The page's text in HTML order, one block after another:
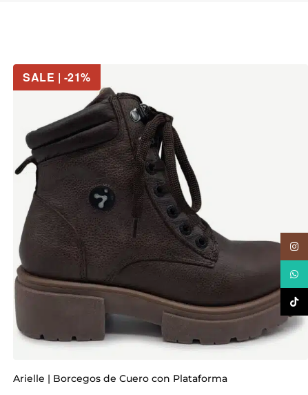
SALE | -21%
Arielle | Borcegos de Cuero con Plataforma